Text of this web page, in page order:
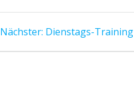
Nächster: Nächster
Dienstags-Training